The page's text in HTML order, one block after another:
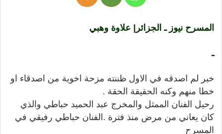
المسرح نيوز ـ الجزائر| علاوة وهبي
ـ
خبر لم اصدقه في الاول ظننته مزحة اخوية من اصدقاء او
خطا منهم وكنه الحقيقة الحقة .
رحيل الفنان الممثل والمخرج عبد الحميد حباطي والذي
كان يعاني من مرض منذ فترة .الفنان حباطي رفيقي في
المسرح